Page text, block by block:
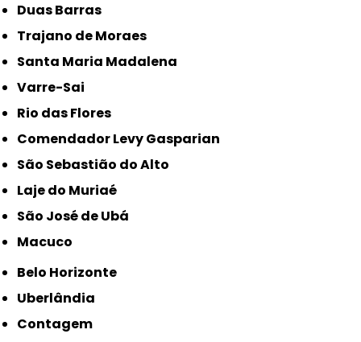
Duas Barras
Trajano de Moraes
Santa Maria Madalena
Varre-Sai
Rio das Flores
Comendador Levy Gasparian
São Sebastião do Alto
Laje do Muriaé
São José de Ubá
Macuco
Belo Horizonte
Uberlândia
Contagem